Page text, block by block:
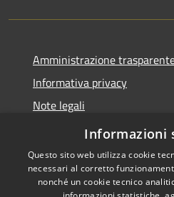
Amministrazione
Informativa privacy
Note legali
Dichiarazione di accessibilità
Informazioni
Questo sito web utilizza cookie
necessari al corretto
nonché un cookie tecnico